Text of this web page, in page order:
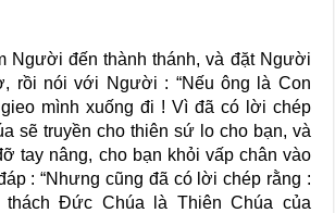
Người đến thành thánh, và đặt Người
rồi nói với Người : “Nếu ông là Con
mình xuống đi ! Vì đã có lời chép
sẽ truyền cho thiên sứ lo cho bạn, và
tay nâng, cho bạn khỏi vấp chân vào
: “Nhưng cũng đã có lời chép rằng :
Đức Chúa là Thiên Chúa của